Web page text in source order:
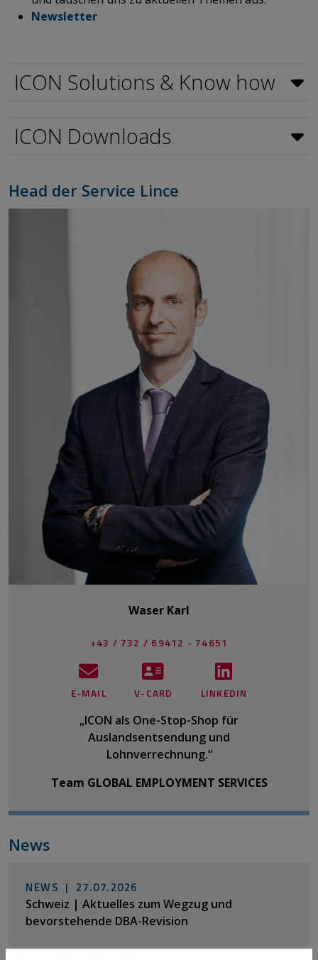
Newsletter
ICON Solutions & Know how
ICON Downloads
Head der Service Lince
Waser Karl
+43 / 732 / 69412 - 74651
E-MAIL V-CARD LINKEDIN
„ICON als One-Stop-Shop für
Auslandsentsendung und
Lohnverrechnung.“
Team GLOBAL EMPLOYMENT SERVICES
News
NEWS | 27.07.2026
Schweiz | Aktuelles zum Wegzug und
bevorstehende DBA-Revision